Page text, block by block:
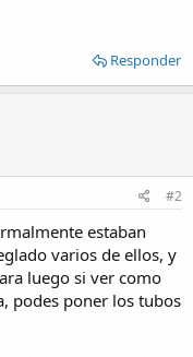
Responder
#2
estaban
varios de ellos, y
luego si ver como
podes poner los tubos